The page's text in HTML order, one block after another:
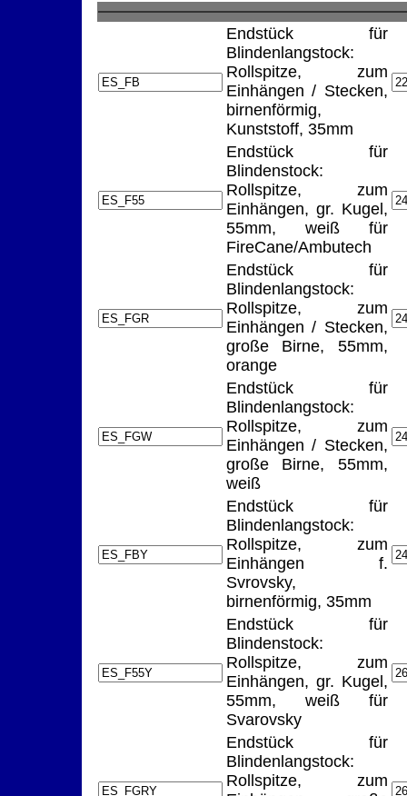
Endstück für
Blindenlangstock:
Rollspitze, zum
Einhängen / Stecken,
birnenförmig,
Kunststoff, 35mm
Endstück für
Blindenstock:
Rollspitze, zum
Einhängen, gr. Kugel,
55mm, weiß für
FireCane/Ambutech
Endstück für
Blindenlangstock:
Rollspitze, zum
Einhängen / Stecken,
große Birne, 55mm,
orange
Endstück für
Blindenlangstock:
Rollspitze, zum
Einhängen / Stecken,
große Birne, 55mm,
weiß
Endstück für
Blindenlangstock:
Rollspitze, zum
Einhängen f.
Svrovsky,
birnenförmig, 35mm
Endstück für
Blindenstock:
Rollspitze, zum
Einhängen, gr. Kugel,
55mm, weiß für
Svarovsky
Endstück für
Blindenlangstock:
Rollspitze, zum